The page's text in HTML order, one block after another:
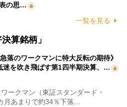
の思…
一覧を見る
算銘柄」
急落のワークマンに特大反転の期待》
迷を吹き飛ばす第1四半期決算、…
ークマン（東証スタンダード・
月あまりで約34％下落…